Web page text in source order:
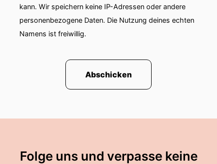
kann. Wir speichern keine IP-Adressen oder andere
personenbezogene Daten. Die Nutzung deines echten
Namens ist freiwillig.
Abschicken
Folge uns und verpasse keine